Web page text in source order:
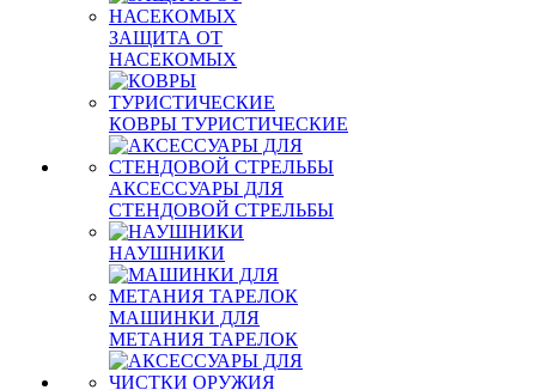
ЗАЩИТА ОТ
НАСЕКОМЫХ
КОВРЫ ТУРИСТИЧЕСКИЕ
АКСЕССУАРЫ ДЛЯ
СТЕНДОВОЙ СТРЕЛЬБЫ
НАУШНИКИ
МАШИНКИ ДЛЯ
МЕТАНИЯ ТАРЕЛОК